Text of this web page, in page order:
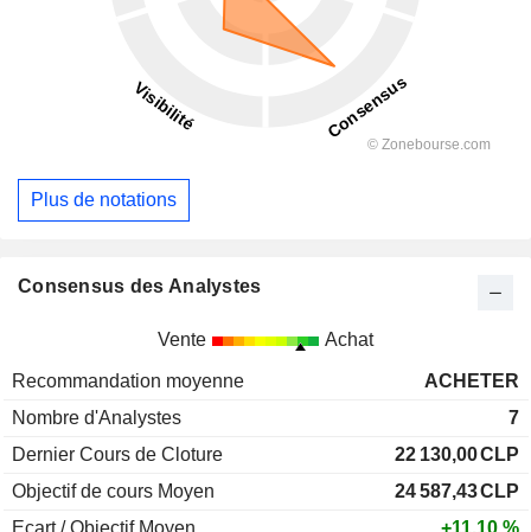
Plus de notations
Consensus des Analystes
Vente Achat
Recommandation moyenne
ACHETER
Nombre d'Analystes
7
Dernier Cours de Cloture
22 130,00CLP
Objectif de cours Moyen
24 587,43CLP
Ecart / Objectif Moyen
+11,10 %